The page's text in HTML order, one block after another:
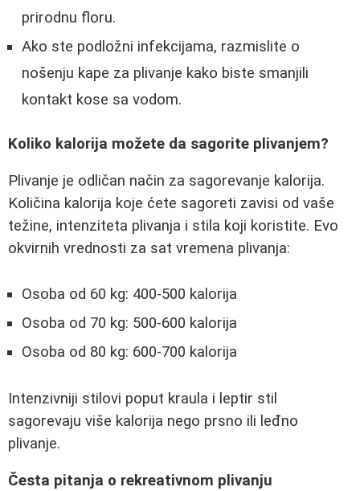
prirodnu floru.
Ako ste podložni infekcijama, razmislite o
nošenju kape za plivanje kako biste smanjili
kontakt kose sa vodom.
Koliko kalorija možete da sagorite plivanjem?
Plivanje je odličan način za sagorevanje kalorija.
Količina kalorija koje ćete sagoreti zavisi od vaše
težine, intenziteta plivanja i stila koji koristite. Evo
okvirnih vrednosti za sat vremena plivanja:
Osoba od 60 kg: 400-500 kalorija
Osoba od 70 kg: 500-600 kalorija
Osoba od 80 kg: 600-700 kalorija
Intenzivniji stilovi poput kraula i leptir stil
sagorevaju više kalorija nego prsno ili leđno
plivanje.
Česta pitanja o rekreativnom plivanju